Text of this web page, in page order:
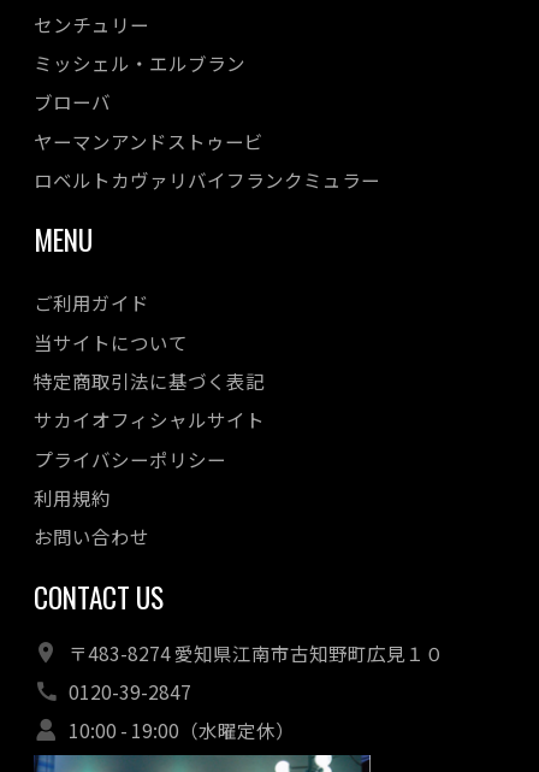
センチュリー
ミッシェル・エルブラン
ブローバ
ヤーマンアンドストゥービ
ロベルトカヴァリバイフランクミュラー
MENU
ご利用ガイド
当サイトについて
特定商取引法に基づく表記
サカイオフィシャルサイト
プライバシーポリシー
利用規約
お問い合わせ
CONTACT US
〒483-8274 愛知県江南市古知野町広見１０
0120-39-2847
10:00 - 19:00（水曜定休）